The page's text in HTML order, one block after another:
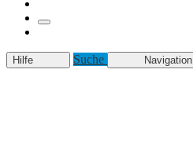
Hilfe Suche Navigation